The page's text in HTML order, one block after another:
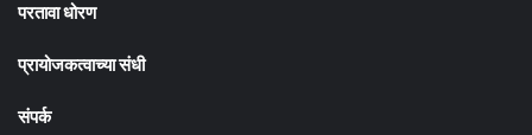
परतावा धोरण
प्रायोजकत्वाच्या संधी
संपर्क